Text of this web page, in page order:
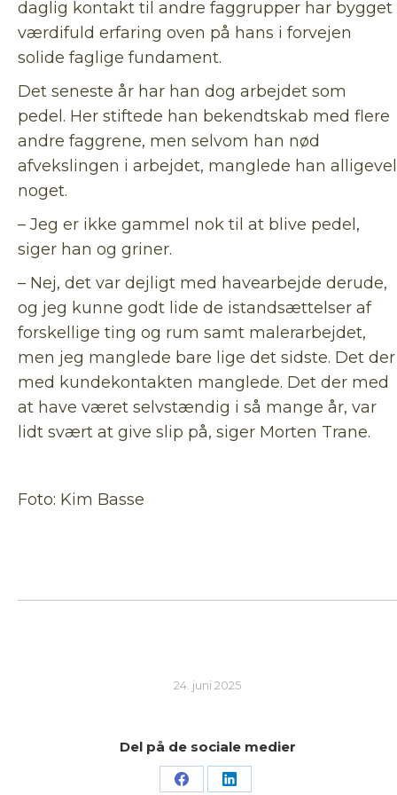
daglig kontakt til andre faggrupper har bygget
værdifuld erfaring oven på hans i forvejen
solide faglige fundament.
Det seneste år har han dog arbejdet som
pedel. Her stiftede han bekendtskab med flere
andre faggrene, men selvom han nød
afvekslingen i arbejdet, manglede han alligevel
noget.
– Jeg er ikke gammel nok til at blive pedel,
siger han og griner.
– Nej, det var dejligt med havearbejde derude,
og jeg kunne godt lide de istandsættelser af
forskellige ting og rum samt malerarbejdet,
men jeg manglede bare lige det sidste. Det der
med kundekontakten manglede. Det der med
at have været selvstændig i så mange år, var
lidt svært at give slip på, siger Morten Trane.
Foto: Kim Basse
24. juni 2025
Del på de sociale medier
Share Share